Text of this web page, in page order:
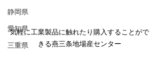
静岡県
愛知県
三重県
気軽に工業製品に触れたり購入することがで
きる燕三条地場産センター